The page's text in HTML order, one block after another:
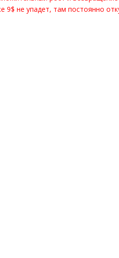
9$ не упадет, там постоянно